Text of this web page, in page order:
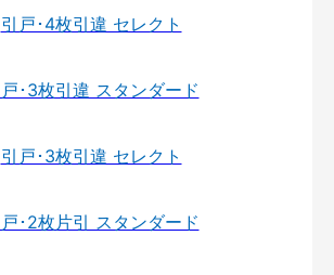
引戸･4枚引違 セレクト
･3枚引違 スタンダード
引戸･3枚引違 セレクト
･2枚片引 スタンダード